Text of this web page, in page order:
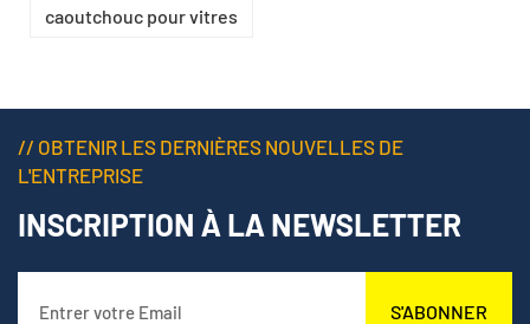
caoutchouc pour vitres
// OBTENIR LES DERNIÈRES NOUVELLES DE
L'ENTREPRISE
INSCRIPTION À LA NEWSLETTER
S'ABONNER